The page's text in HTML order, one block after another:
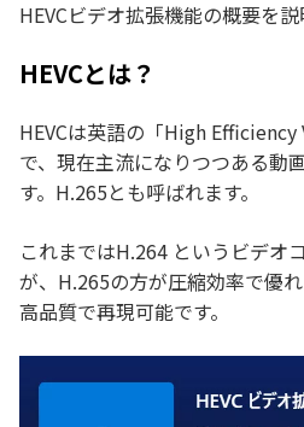
HEVCビデオ拡張機能の概要を説
HEVCとは？
HEVCは英語の「High
で、現在主流になりつつある動
す。H.265とも呼ばれます。
これまではH.264 というビデオ
が、H.265の方が圧縮効率で優
高品質で再現可能です。